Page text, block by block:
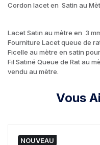
Cordon lacet en Satin au
Lacet Satin au mètre en 3
Fourniture Lacet queue de
Ficelle au mètre en satin
Fil Satiné Queue de Rat au
vendu au mètre.
Vous
NOUVEAU